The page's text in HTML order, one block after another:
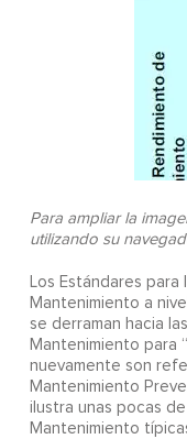
Para ampliar la
utilizando su
Los Estándares
Mantenimiento a
se derraman hacia
Mantenimiento para
nuevamente son
Mantenimiento
ilustra unas pocas
Mantenimiento